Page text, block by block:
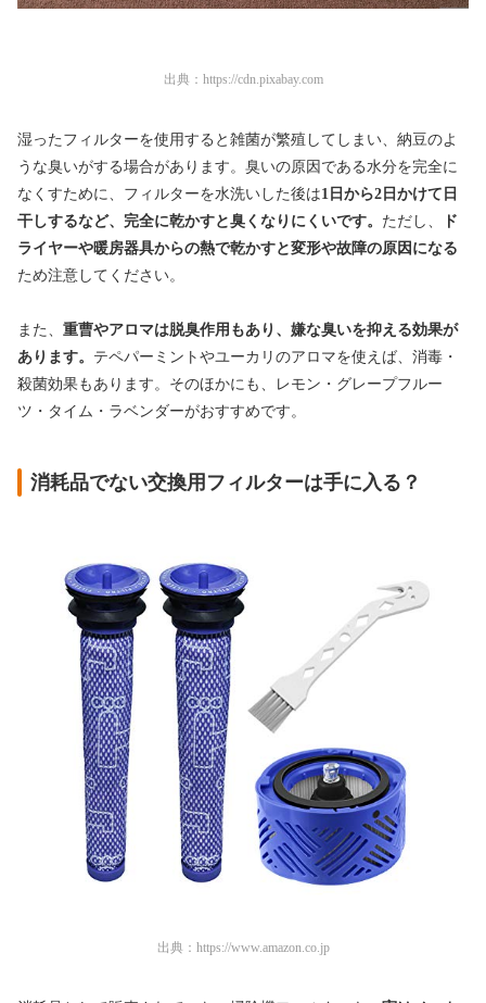
出典： https://cdn.pixabay.com
湿ったフィルターを使用すると雑菌が繁殖してしまい、納豆のよ
うな臭いがする場合があります。臭いの原因である水分を完全に
なくすために、フィルターを水洗いした後は1日から2日かけて日
干しするなど、完全に乾かすと臭くなりにくいです。 ただし、
ド
ライヤーや暖房器具からの熱で乾かすと変形や故障の原因になる
ため注意してください。
また、 重曹やアロマは脱臭作用もあり、嫌な臭いを抑える効果が
あります。 テペパーミントやユーカリのアロマを使えば、消毒・
殺菌効果もあります。そのほかにも、レモン・グレープフルー
ツ・タイム・ラベンダーがおすすめです。
消耗品でない交換用フィルターは手に入る？
出典： https://www.amazon.co.jp